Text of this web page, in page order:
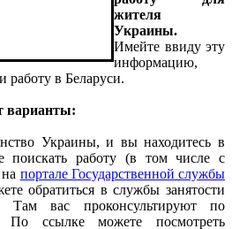
жителя
Украины.
Имейте ввиду эту
информацию,
работу в Беларуси.
варианты:
Украины, и вы находитесь в
поискать работу (в том числе с
портале Государственной службы
обратиться в службы занятости
Там вас проконсультируют по
По ссылке можете посмотреть